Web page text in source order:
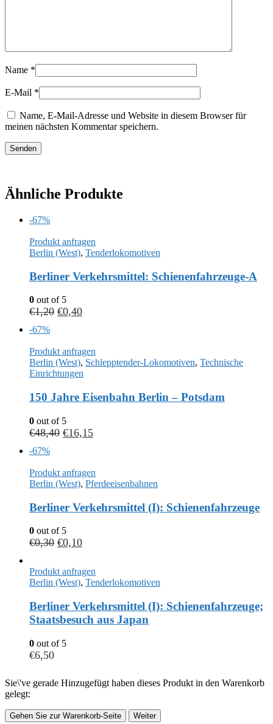
Name *
E-Mail *
Name, E-Mail-Adresse und Website in diesem Browser für
meinen nächsten Kommentar speichern.
Ähnliche Produkte
-67%
Produkt anfragen
Berlin (West), Tenderlokomotiven
Berliner Verkehrsmittel: Schienenfahrzeuge-A
0 out of 5
€1,20 €0,40
-67%
Produkt anfragen
Berlin (West), Schlepptender-Lokomotiven, Technische
Einrichtungen
150 Jahre Eisenbahn Berlin – Potsdam
0 out of 5
€48,40 €16,15
-67%
Produkt anfragen
Berlin (West), Pferdeeisenbahnen
Berliner Verkehrsmittel (I): Schienenfahrzeuge
0 out of 5
€0,30 €0,10
Produkt anfragen
Berlin (West), Tenderlokomotiven
Berliner Verkehrsmittel (I): Schienenfahrzeuge;
Staatsbesuch aus Japan
0 out of 5
€6,50
Sie\'ve gerade Hinzugefügt haben dieses Produkt in den Warenkorb
gelegt:
Gehen Sie zur Warenkorb-Seite Weiter